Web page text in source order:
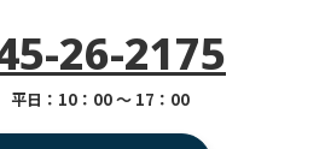
26-2175
平日：10：00 〜 17：00